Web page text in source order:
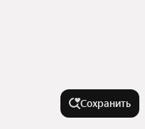
Сохранить